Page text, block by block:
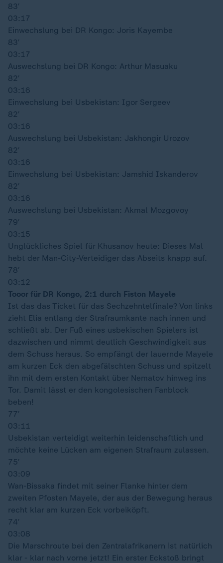
83′
03:17
Einwechslung bei DR Kongo: Joris Kayembe
83′
03:17
Auswechslung bei DR Kongo: Arthur Masuaku
82′
03:16
Einwechslung bei Usbekistan: Igor Sergeev
82′
03:16
Auswechslung bei Usbekistan: Jakhongir Urozov
82′
03:16
Einwechslung bei Usbekistan: Jamshid Iskanderov
82′
03:16
Auswechslung bei Usbekistan: Akmal Mozgovoy
79′
03:15
Unglückliches Spiel für Khusanov heute: Dieses Mal
hebt der Man-City-Verteidiger das Abseits knapp auf.
78′
03:12
Tooor für DR Kongo, 2:1 durch Fiston Mayele
Ist das das Ticket für das Sechzehntelfinale? Von links
zieht Elia entlang der Strafraumkante nach innen und
schließt ab. Der Fuß eines usbekischen Spielers ist
dazwischen und nimmt deutlich Geschwindigkeit aus
dem Schuss heraus. So empfängt der lauernde Mayele
am kurzen Eck den abgefälschten Schuss und spitzelt
ihn mit dem ersten Kontakt über Nematov hinweg ins
Tor. Damit lässt er den kongolesischen Fanblock
beben!
77′
03:11
Usbekistan verteidigt weiterhin leidenschaftlich und
möchte keine Lücken am eigenen Strafraum zulassen.
75′
03:09
Wan-Bissaka findet mit seiner Flanke hinter dem
zweiten Pfosten Mayele, der aus der Bewegung heraus
recht klar am kurzen Eck vorbeiköpft.
74′
03:08
Die Marschroute bei den Zentralafrikanern ist natürlich
klar - klar nach vorne jetzt! Ein erster Eckstoß bringt